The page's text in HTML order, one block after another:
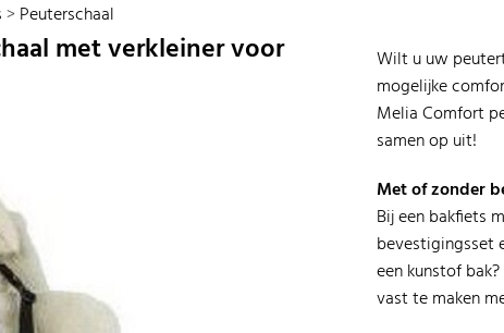
>Peuterschaal
met verkleiner voor
Wilt u uw
mogelijke
Melia Comfort
samen op uit!
Met of zonder
Bij een bakfiets
bevestigingsset
een kunstof
vast te maken